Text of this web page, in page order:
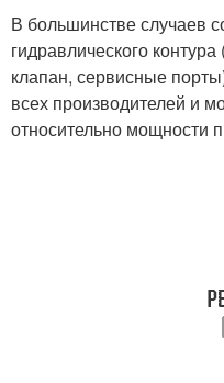
В большинстве случаев
гидравлического
клапан, сервисные
всех производителей и
относительно мощности